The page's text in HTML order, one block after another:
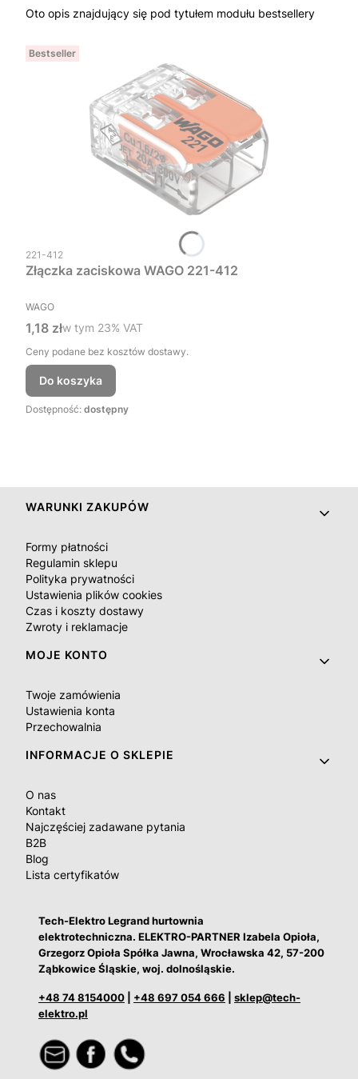
Oto opis znajdujący się pod tytułem modułu bestsellery
Bestseller
Kod produktu
221-412
Złączka zaciskowa WAGO 221-412
PRODUCENT
WAGO
Cena brutto
1,18 złw tym %s VAT
w tym 23% VAT
Ceny podane bez kosztów dostawy.
Do koszyka
Dostępność: dostępny
Linki w stopce
WARUNKI ZAKUPÓW
Formy płatności
Regulamin sklepu
Polityka prywatności
Ustawienia plików cookies
Czas i koszty dostawy
Zwroty i reklamacje
MOJE KONTO
Twoje zamówienia
Ustawienia konta
Przechowalnia
INFORMACJE O SKLEPIE
O nas
Kontakt
Najczęściej zadawane pytania
B2B
Blog
Lista certyfikatów
Tech-Elektro Legrand hurtownia
elektrotechniczna. ELEKTRO-PARTNER Izabela Opioła,
Grzegorz Opioła Spółka Jawna, Wrocławska 42, 57-200
Ząbkowice Śląskie, woj. dolnośląskie.
+48 74 8154000 +48 697 054 666
sklep@tech-
elektro.pl